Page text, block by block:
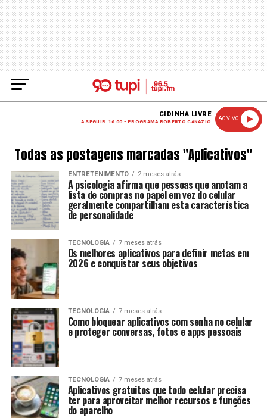
CIDINHA LIVRE
A SEGUIR: 16:00 - PROGRAMA ROBERTO CANAZIO
AO VIVO
Todas as postagens marcadas "Aplicativos"
ENTRETENIMENTO 2 meses atrás
A psicologia afirma que pessoas que anotam a
lista de compras no papel em vez do celular
geralmente compartilham esta característica
de personalidade
TECNOLOGIA 7 meses atrás
Os melhores aplicativos para definir metas em
2026 e conquistar seus objetivos
TECNOLOGIA 7 meses atrás
Como bloquear aplicativos com senha no celular
e proteger conversas, fotos e apps pessoais
TECNOLOGIA 7 meses atrás
Aplicativos gratuitos que todo celular precisa
ter para aproveitar melhor recursos e funções
do aparelho